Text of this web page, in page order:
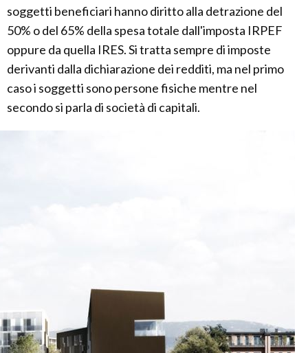
soggetti beneficiari hanno diritto alla detrazione del
50% o del 65% della spesa totale dall'imposta IRPEF
oppure da quella IRES. Si tratta sempre di imposte
derivanti dalla dichiarazione dei redditi, ma nel primo
caso i soggetti sono persone fisiche mentre nel
secondo si parla di società di capitali.